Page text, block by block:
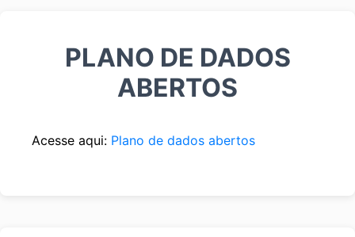
PLANO DE DADOS
ABERTOS
Acesse aqui: Plano de dados abertos